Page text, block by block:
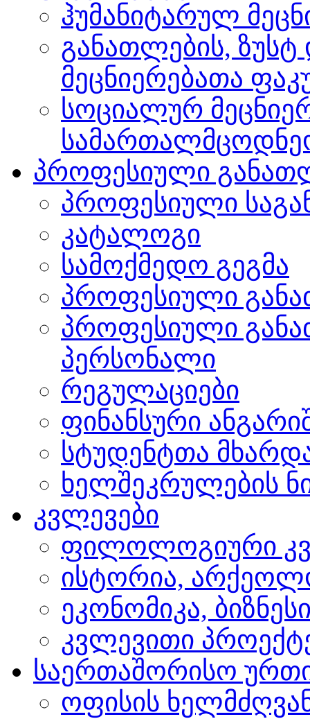
ჰუმანიტარულ
განათლების, ზუსტ
მეცნიერებათა
სოციალურ
პროფესიული
პროფესიული
კატალოგი
სამოქმედო გეგმა
პროფესიული
პროფესიული
პერსონალი
რეგულაციები
ფინანსური
სტუდენტთა
ხელშეკრულების
კვლევები
ფილოლოგიური
ისტორია,
ეკონომიკა,
კვლევითი
საერთაშორისო
ოფისის